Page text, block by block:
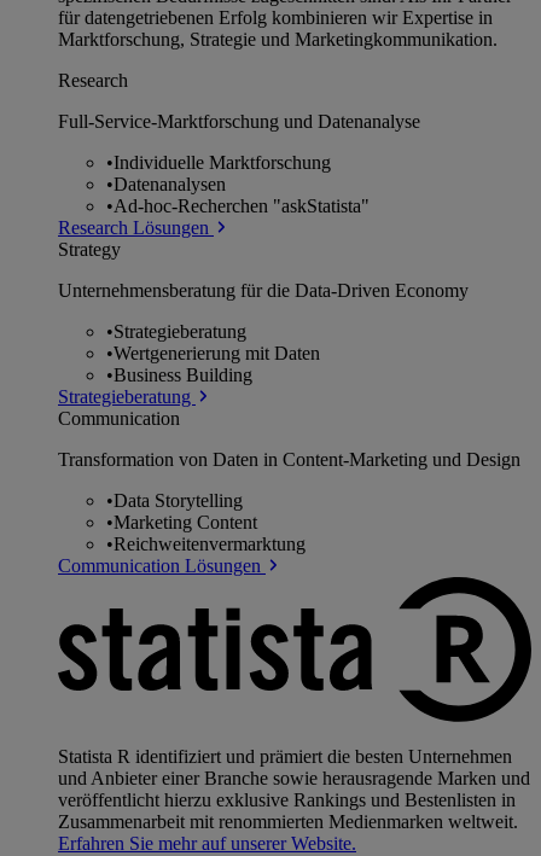
für datengetriebenen Erfolg kombinieren wir Expertise in
Marktforschung, Strategie und Marketingkommunikation.
Research
Full-Service-Marktforschung und Datenanalyse
•Individuelle Marktforschung
•Datenanalysen
•Ad-hoc-Recherchen "askStatista"
Research Lösungen
Strategy
Unternehmens­beratung für die Data-Driven Economy
•Strategieberatung
•Wertgenerierung mit Daten
•Business Building
Strategieberatung
Communication
Transformation von Daten in Content-Marketing und Design
•Data Storytelling
•Marketing Content
•Reichweitenvermarktung
Communication Lösungen
Statista R identifiziert und prämiert die besten Unternehmen
und Anbieter einer Branche sowie herausragende Marken und
veröffentlicht hierzu exklusive Rankings und Bestenlisten in
Zusammenarbeit mit renommierten Medienmarken weltweit.
Erfahren Sie mehr auf unserer Website.